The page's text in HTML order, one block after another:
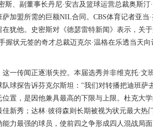
斯、副董事长丹尼·安吉及篮球运营总裁奥斯
萨加盟所需的巨额NIL合同。CBS体育记者亚
在犹他。史密斯对《德瑟雷特新闻》表示，关
握状元签的奇才总裁迈克尔·温格在乐透当天
这一传闻正逐渐失控。本届选秀并非维克托·文
队球探告诉芬克尔斯坦："我们对转播把迪班
位置，是因他兼具最高的下限与上限。杜克大
佳新秀；达林·彼得森则长期被视为状元最大热
力最强的球员，使前四之争形成四人混战局面